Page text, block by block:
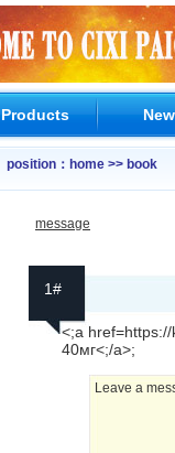
Products
position：home >> book
message
1#
<;a
40мг<;/a>;
Leave a